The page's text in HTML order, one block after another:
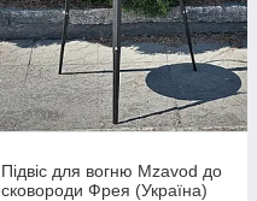
Підвіс для вогню Mzavod до
сковороди Фрея (Україна)